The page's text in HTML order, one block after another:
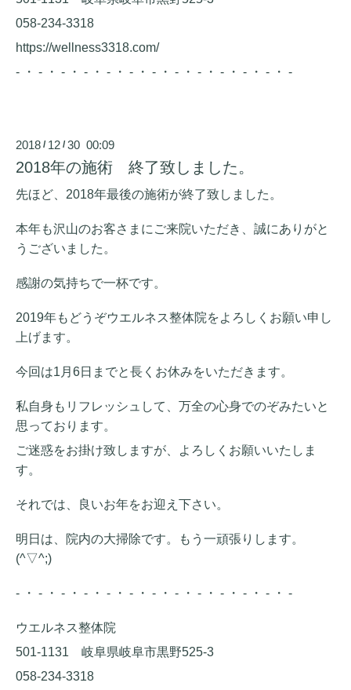
058-234-3318
https://wellness3318.com/
- ・ - ・ - ・ - ・ - ・ - ・ - ・ - ・ - ・ - ・ - ・ - ・ -
2018 / 12 /30 00:09
2018年の施術 終了致しました。
先ほど、2018年最後の施術が終了致しました。
本年も沢山のお客さまにご来院いただき、誠にありがと
うございました。
感謝の気持ちで一杯です。
2019年もどうぞウエルネス整体院をよろしくお願い申し
上げます。
今回は1月6日までと長くお休みをいただきます。
私自身もリフレッシュして、万全の心身でのぞみたいと
思っております。
ご迷惑をお掛け致しますが、よろしくお願いいたしま
す。
それでは、良いお年をお迎え下さい。
明日は、院内の大掃除です。もう一頑張りします。
(^▽^;)
- ・ - ・ - ・ - ・ - ・ - ・ - ・ - ・ - ・ - ・ - ・ - ・ -
ウエルネス整体院
501-1131 岐阜県岐阜市黒野525-3
058-234-3318